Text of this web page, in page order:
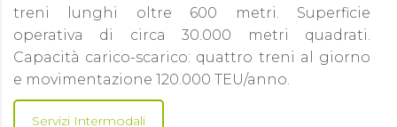
treni lunghi oltre 600 metri. Superficie
operativa di circa 30.000 metri quadrati.
Capacità carico-scarico: quattro treni al giorno
e movimentazione 120.000 TEU/anno.
Servizi Intermodali